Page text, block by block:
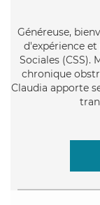
Généreuse,
d'expérience et
Sociales
chronique
Claudia apporte